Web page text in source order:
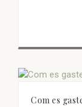
Com es